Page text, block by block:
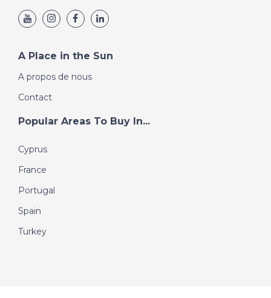
A Place in the Sun
A propos de nous
Contact
Popular Areas To Buy In...
Cyprus
France
Portugal
Spain
Turkey